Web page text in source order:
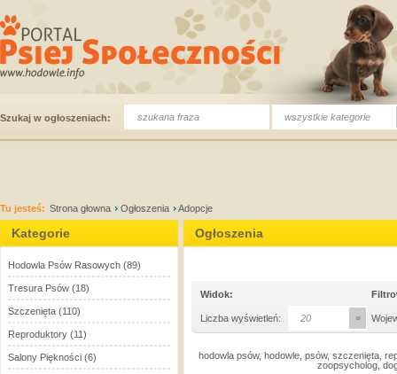
Szukaj w ogłoszeniach: wszystkie kategorie
Tu jesteś: Strona głowna Ogłoszenia Adopcje
Kategorie
Hodowla Psów Rasowych (89)
Tresura Psów (18)
Szczenięta (110)
Reproduktory (11)
Salony Piękności (6)
Ogłoszenia
Widok:
Liczba wyświetleń: 20
hodowla psów, hodowle, psów, szczenięta,
zoopsycholog,